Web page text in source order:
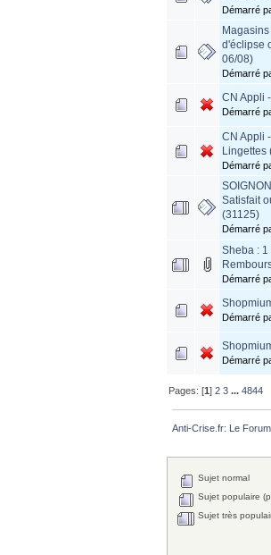
Démarré
d'éclipse
06/08)
Démarré
CN Appli
Démarré
CN Appli
Lingettes
Démarré
Satisfait
(31125)
Démarré
Sheba :
Démarré
Démarré
Démarré
Pages: [1]2 3 ...4844
Anti-Crise.fr: Le Forum
Sujet normal
Sujet populaire
Sujet très